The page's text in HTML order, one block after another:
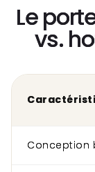
Le
vs.
Conception